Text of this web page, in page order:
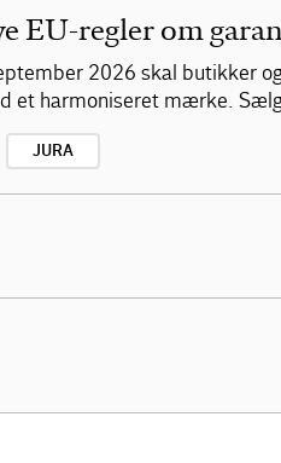
EU-regler om
2026 skal butikker
et harmoniseret mærke.
JURA